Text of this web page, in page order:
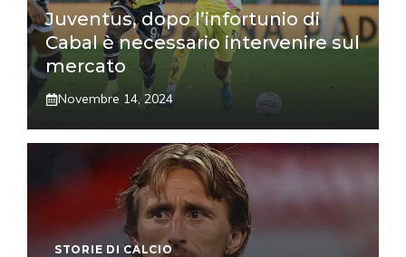
Juventus, dopo l’infortunio di
Cabal è necessario intervenire sul
mercato
Novembre 14, 2024
STORIE DI CALCIO